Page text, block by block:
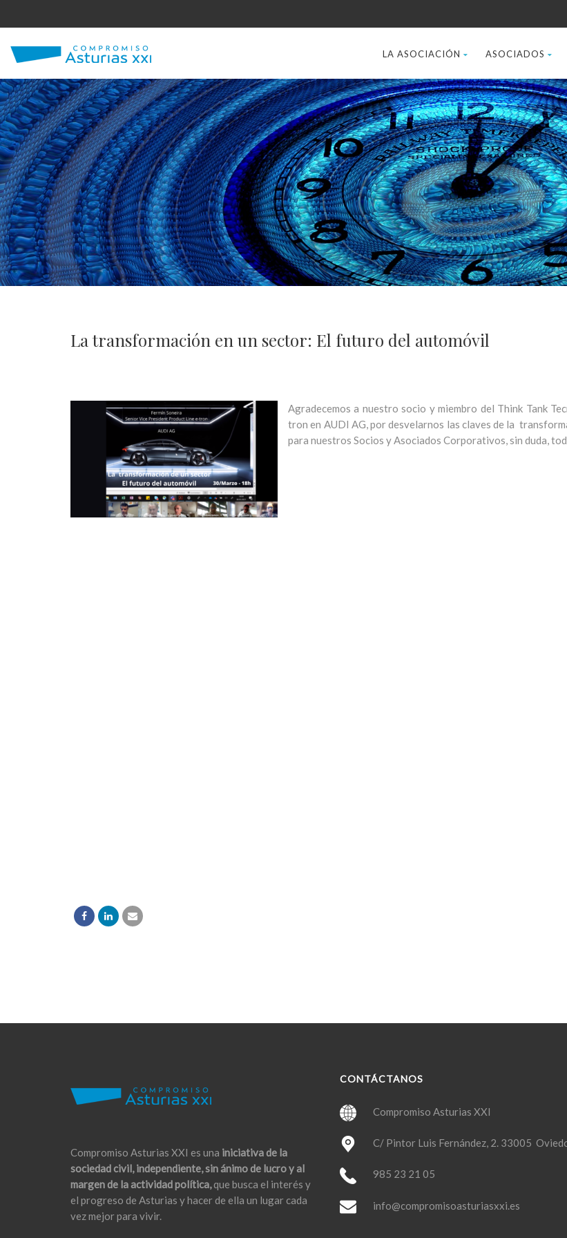
LA ASOCIACIÓN ASOCIADOS
La transformación en un sector: El futuro del automóvil
Agradecemos a nuestro socio y miembro del Think Tank
tron en AUDI AG, por desvelarnos las claves de la
para nuestros Socios y Asociados Corporativos, sin duda,
Compromiso Asturias XXI es una iniciativa de la
sociedad civil, independiente, sin ánimo de lucro y al
margen de la actividad política,que busca el interés y
el progreso de Asturias y hacer de ella un lugar cada
vez mejor para vivir.
CONTÁCTANOS
Compromiso Asturias XXI
C/ Pintor Luis Fernández, 2. 33005
985 23 21 05
info@compromisoasturiasxxi.es